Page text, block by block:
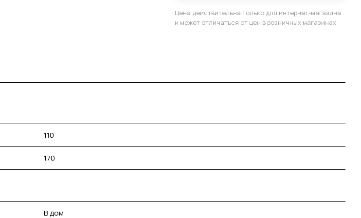
Цена действительна только для интернет-магазина
и может отличаться от цен в розничных магазинах
110
170
В дом